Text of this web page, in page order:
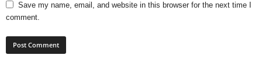
Save my name, email, and website in this browser for the next time I
comment.